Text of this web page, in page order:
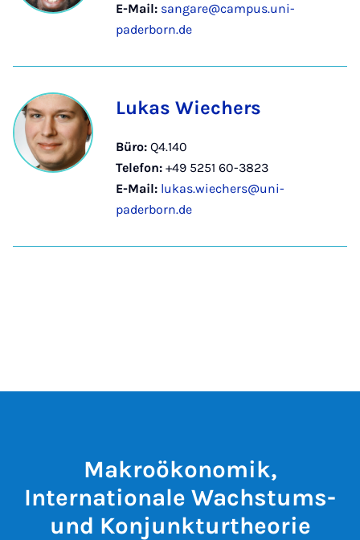
E-Mail: sangare@campus.uni-
paderborn.de
Lukas Wiechers
Büro: Q4.140
Telefon: +49 5251 60-3823
E-Mail: lukas.wiechers@uni-
paderborn.de
Makroökonomik,
Internationale Wachstums-
und Konjunkturtheorie